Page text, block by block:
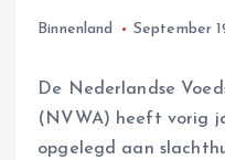
Binnenland September
De Nederlandse
(NVWA) heeft vorig
opgelegd aan